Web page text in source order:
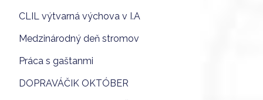
CLIL výtvarná výchova v I.A
Medzinárodný deň stromov
Práca s gaštanmi
DOPRAVÁČIK OKTÓBER